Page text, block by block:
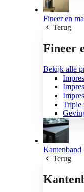
Fineer en
Terug
Fineer
Bekijk alle
Triple
Kantenband
Terug